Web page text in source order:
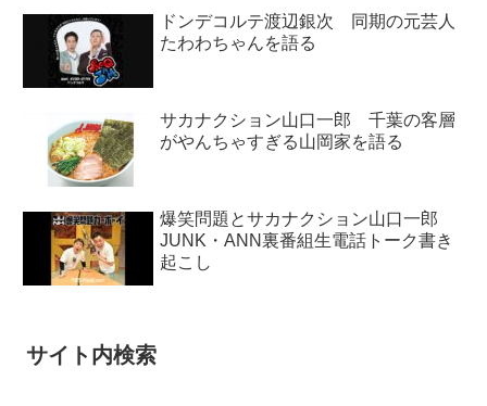
ドンデコルテ渡辺銀次 同期の元芸人
たわわちゃんを語る
サカナクション山口一郎 千葉の客層
がやんちゃすぎる山岡家を語る
爆笑問題とサカナクション山口一郎
JUNK・ANN裏番組生電話トーク書き
起こし
サイト内検索